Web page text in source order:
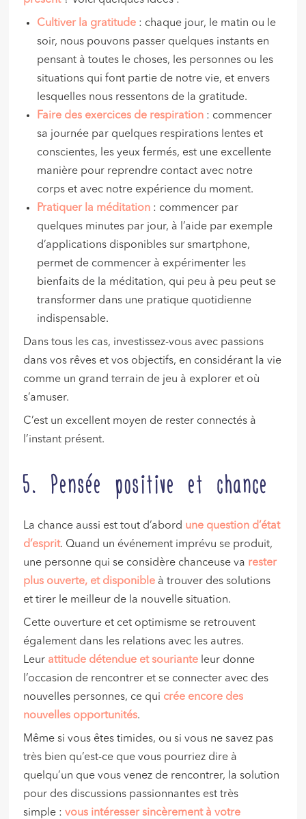
Cultiver la gratitude : chaque jour, le matin ou le
soir, nous pouvons passer quelques instants en
pensant à toutes le choses, les personnes ou les
situations qui font partie de notre vie, et envers
lesquelles nous ressentons de la gratitude.
Faire des exercices de respiration : commencer
sa journée par quelques respirations lentes et
conscientes, les yeux fermés, est une excellente
manière pour reprendre contact avec notre
corps et avec notre expérience du moment.
Pratiquer la méditation : commencer par
quelques minutes par jour, à l’aide par exemple
d’applications disponibles sur smartphone,
permet de commencer à expérimenter les
bienfaits de la méditation, qui peu à peu peut se
transformer dans une pratique quotidienne
indispensable.
Dans tous les cas, investissez-vous avec passions
dans vos rêves et vos objectifs, en considérant la vie
comme un grand terrain de jeu à explorer et où
s’amuser.
C’est un excellent moyen de rester connectés à
l’instant présent.
5. Pensée positive et chance
La chance aussi est tout d’abord une question d’état
d’esprit. Quand un événement imprévu se produit,
une personne qui se considère chanceuse va rester
plus ouverte, et disponible à trouver des solutions
et tirer le meilleur de la nouvelle situation.
Cette ouverture et cet optimisme se retrouvent
également dans les relations avec les autres.
Leur attitude détendue et souriante leur donne
l’occasion de rencontrer et se connecter avec des
nouvelles personnes, ce qui crée encore des
nouvelles opportunités.
Même si vous êtes timides, ou si vous ne savez pas
très bien qu’est-ce que vous pourriez dire à
quelqu’un que vous venez de rencontrer, la solution
pour des discussions passionnantes est très
simple :vous intéresser sincèrement à votre